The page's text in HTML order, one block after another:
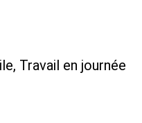
Travail en journée